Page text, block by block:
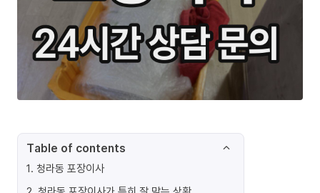
Table of contents
1. 청라동 포장이사